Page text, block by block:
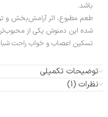
باشد.
طعم مطبوع، اثر آرامش‌بخش و
شده این دمنوش یکی از
تسکین اعصاب و خواب راحت
توضیحات تکمیلی
نظرات (1)